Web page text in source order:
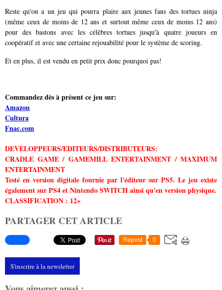
Reste qu'on a un jeu qui pourra plaire aux jeunes fans des tortues ninja
(même ceux de moins de 12 ans et surtout même ceux de moins 12 ans)
pour des bastons avec les célèbres tortues jusqu'à quatre joueurs en
coopératif et avec une certaine rejouabilité pour le système de scoring.
Et en plus, il est vendu en petit prix donc pourquoi pas!
Commandez dès à présent ce jeu sur:
Amazon
Cultura
Fnac.com
DEVELOPPEURS/EDITEURS/DISTRIBUTEURS:
CRADLE GAME / GAMEMILL ENTERTAINMENT / MAXIMUM
ENTERTAINMENT
Testé en version digitale fournie par l'éditeur sur PS5. Le jeu existe
également sur PS4 et Nintendo SWITCH ainsi qu'en version physique.
CLASSIFICATION : 12+
PARTAGER CET ARTICLE
Repost 0
S'inscrire à la newsletter